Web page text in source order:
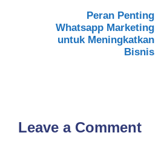
Peran Penting
Whatsapp Marketing
untuk Meningkatkan
Bisnis
Leave a Comment